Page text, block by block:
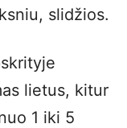
slidžios.
lietus, kitur
1 iki 5